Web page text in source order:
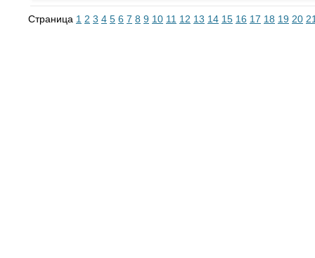
Страница 1 2 3 4 5 6 7 8 9 10 11 12 13 14 15 16 17 18 19 20